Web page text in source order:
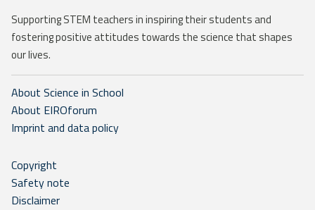
Supporting STEM teachers in inspiring their students and
fostering positive attitudes towards the science that shapes
our lives.
About Science in School
About EIROforum
Imprint and data policy
Copyright
Safety note
Disclaimer